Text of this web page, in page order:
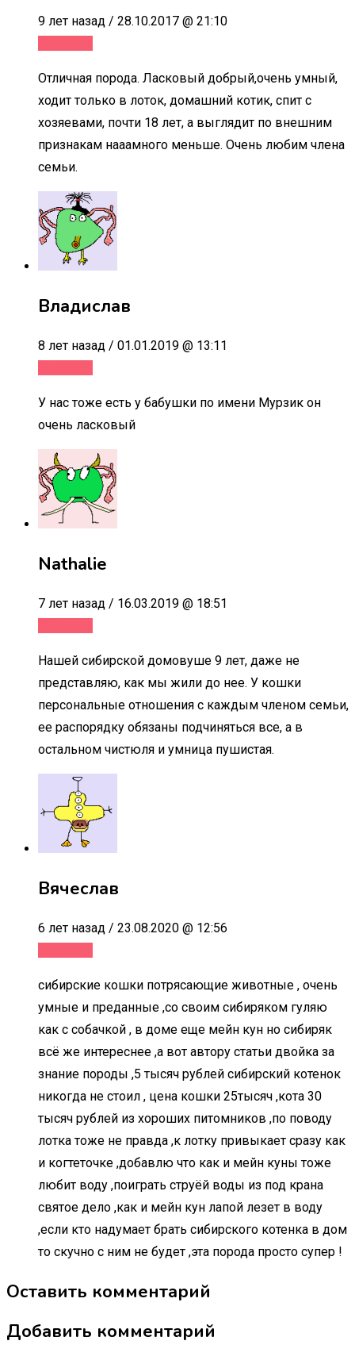
9 лет назад / 28.10.2017 @ 21:10
Отличная порода. Ласковый добрый,очень умный,
ходит только в лоток, домашний котик, спит с
хозяевами, почти 18 лет, а выглядит по внешним
признакам нааамного меньше. Очень любим члена
семьи.
Владислав
8 лет назад / 01.01.2019 @ 13:11
У нас тоже есть у бабушки по имени Мурзик он
очень ласковый
Nathalie
7 лет назад / 16.03.2019 @ 18:51
Нашей сибирской домовуше 9 лет, даже не
представляю, как мы жили до нее. У кошки
персональные отношения с каждым членом семьи,
ее распорядку обязаны подчиняться все, а в
остальном чистюля и умница пушистая.
Вячеслав
6 лет назад / 23.08.2020 @ 12:56
сибирские кошки потрясающие животные , очень
умные и преданные ,со своим сибиряком гуляю
как с собачкой , в доме еще мейн кун но сибиряк
всё же интереснее ,а вот автору статьи двойка за
знание породы ,5 тысяч рублей сибирский котенок
никогда не стоил , цена кошки 25тысяч ,кота 30
тысяч рублей из хороших питомников ,по поводу
лотка тоже не правда ,к лотку привыкает сразу как
и когтеточке ,добавлю что как и мейн куны тоже
любит воду ,поиграть струёй воды из под крана
святое дело ,как и мейн кун лапой лезет в воду
,если кто надумает брать сибирского котенка в дом
то скучно с ним не будет ,эта порода просто супер !
Оставить комментарий
Добавить комментарий